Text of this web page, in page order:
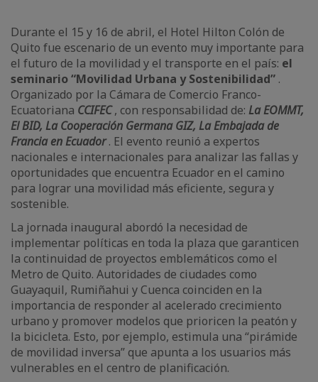
Durante el 15 y 16 de abril, el Hotel Hilton Colón de
Quito fue escenario de un evento muy importante para
el futuro de la movilidad y el transporte en el país: el
seminario “Movilidad Urbana y Sostenibilidad” .
Organizado por la Cámara de Comercio Franco-
Ecuatoriana CCIFEC, con responsabilidad de: La EOMMT,
El BID, La Cooperación Germana GIZ, La Embajada de
Francia en Ecuador. El evento reunió a expertos
nacionales e internacionales para analizar las fallas y
oportunidades que encuentra Ecuador en el camino
para lograr una movilidad más eficiente, segura y
sostenible.
La jornada inaugural abordó la necesidad de
implementar políticas en toda la plaza que garanticen
la continuidad de proyectos emblemáticos como el
Metro de Quito. Autoridades de ciudades como
Guayaquil, Rumiñahui y Cuenca coinciden en la
importancia de responder al acelerado crecimiento
urbano y promover modelos que prioricen la peatón y
la bicicleta. Esto, por ejemplo, estimula una “pirámide
de movilidad inversa” que apunta a los usuarios más
vulnerables en el centro de planificación.